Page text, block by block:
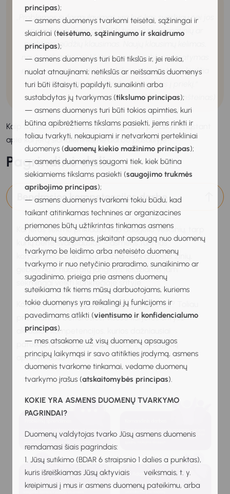
principas);
— asmens duomenys tvarkomi teisėtai, sąžiningai ir
skaidriai (teisėtumo, sąžiningumo ir skaidrumo
principas);
— asmens duomenys turi būti tikslūs ir, jei reikia,
nuolat atnaujinami; netikslūs ar neišsamūs duomenys
turi būti ištaisyti, papildyti, sunaikinti arba
sustabdytas jų tvarkymas (tikslumo principas);
— asmens duomenys turi būti tokios apimties, kuri
būtina apibrėžtiems tikslams pasiekti, jiems rinkti ir
toliau tvarkyti, nekaupiami ir netvarkomi pertekliniai
duomenys (duomenų kiekio mažinimo principas);
— asmens duomenys saugomi tiek, kiek būtina
siekiamiems tikslams pasiekti (saugojimo trukmės
apribojimo principas);
— asmens duomenys tvarkomi tokiu būdu, kad
taikant atitinkamas technines ar organizacines
priemones būtų užtikrintas tinkamas asmens
duomenų saugumas, įskaitant apsaugą nuo duomenų
tvarkymo be leidimo arba neteisėto duomenų
tvarkymo ir nuo netyčinio praradimo, sunaikinimo ar
sugadinimo, prieiga prie asmens duomenų
suteikiama tik tiems mūsų darbuotojams, kuriems
tokie duomenys yra reikalingi jų funkcijoms ir
pavedimams atlikti (vientisumo ir konfidencialumo
principas).
— mes atsakome už visų duomenų apsaugos
principų laikymąsi ir savo atitikties įrodymą, asmens
duomenis tvarkome tinkamai, vedame duomenų
tvarkymo įrašus (atskaitomybės principas).
KOKIE YRA ASMENS DUOMENŲ TVARKYMO
PAGRINDAI?
Duomenų valdytojas tvarko Jūsų asmens duomenis
remdamasi šiais pagrindais:
1. Jūsų sutikimo (BDAR 6 straipsnio 1 dalies a punktas),
kuris išreiškiamas Jūsų aktyviais veiksmais, t. y.
kreipimusi į mus ir asmens duomenų pateikimu, arba
Problemos suformulavimas yra kur kas svarbiau nei jos
sprendimas, kuris gali būti tiesiog matematinių ar
praktinių įgūdžių klausimas. Naujų klausimų kėlimas,
naujų galimybių aptikimas, senų problemų matymas
naujai – visa tai reikalauja lakios vaizduotės ir leidžia
mokslui žengti tuos svarbius žingsnius į priekį.
– Albert Einstein (Albertas Einšteinas)
Kaip šią Alberto Einsteino mintį galima pritaikyti mąstant
apie karjerą šiandieniniame darbo pasaulyje?
Pagrindinė dalis
Bendrosios kompetencijos darbe
Karjeros sėkmė priklauso nuo daugelio veiksnių, tarp
kurių bene svarbiausias – asmens turimos
kompetencijos. Kompetencija – tai asmens žinių,
gebėjimų ir nuostatų junginys, leidžiantis jam
sėkmingai veikti konkrečioje srityje.
Kokių kompetencijų pageidauja darbdaviai? Toliau
pristatomos bendrosios, visose karjeros srityse
aktualios kompetencijos, kurios dažniausiai
pateikiamos darbo skelbimuose ir pareigybių
aprašymuose.